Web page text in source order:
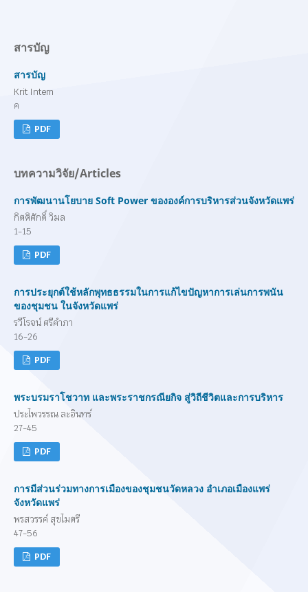
สารบัญ
สารบัญ
Krit Intem
ค
PDF
บทความวิจัย/Articles
การพัฒนานโยบาย Soft Power ขององค์การบริหารส่วนจังหวัดแพร่
กิตติศักดิ์ วิมล
1-15
PDF
การประยุกต์ใช้หลักพุทธธรรมในการแก้ไขปัญหาการเล่นการพนัน
ของชุมชน ในจังหวัดแพร่
รวีโรจน์ ศรีคำภา
16-26
PDF
พระบรมราโชวาท และพระราชกรณียกิจ สู่วิถีชีวิตและการบริหาร
ประไพวรรณ ละอินทร์
27-45
PDF
การมีส่วนร่วมทางการเมืองของชุมชนวัดหลวง อำเภอเมืองแพร่
จังหวัดแพร่
พรสวรรค์ สุขไมตรี
47-56
PDF